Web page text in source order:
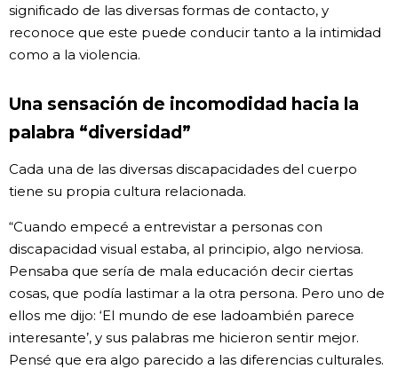
significado de las diversas formas de contacto, y
reconoce que este puede conducir tanto a la intimidad
como a la violencia.
Una sensación de incomodidad hacia la
palabra “diversidad”
Cada una de las diversas discapacidades del cuerpo
tiene su propia cultura relacionada.
“Cuando empecé a entrevistar a personas con
discapacidad visual estaba, al principio, algo nerviosa.
Pensaba que sería de mala educación decir ciertas
cosas, que podía lastimar a la otra persona. Pero uno de
ellos me dijo: ‘El mundo de ese ladoambién parece
interesante’, y sus palabras me hicieron sentir mejor.
Pensé que era algo parecido a las diferencias culturales.